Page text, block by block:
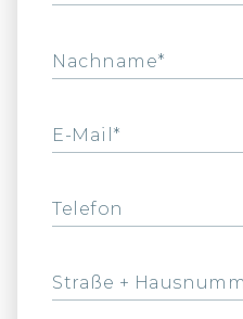
Nachname*
E-Mail*
Telefon
Straße +